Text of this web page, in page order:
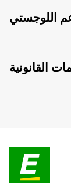
اللوجستي
القانونية